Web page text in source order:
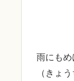
雨にも
（きょ